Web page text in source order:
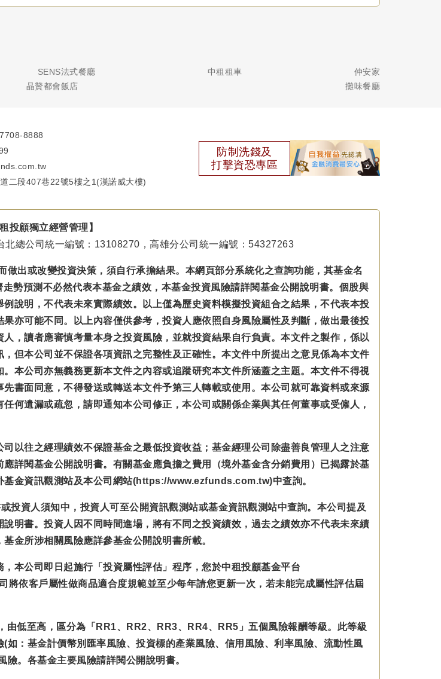
SENS法式餐廳 中租租車
仲安家
晶贊都會飯店 攤味餐廳
8888
二段407巷22號5樓之1(漢諾威大樓)
防制洗錢及
打擊資恐專區
租投顧獨立經營管理】
總公司統一編號：13108270，高雄分公司統一編號：54327263
出或改變投資決策，須自行承擔結果。本網頁部分系統化之查詢功能，其基金名
勢預測不必然代表本基金之績效，本基金投資風險請詳閱基金公開說明書。個股與
說明，不代表未來實際績效。以上僅為歷史資料模擬投資組合之結果，不代表本投
亦可能不同。以上內容僅供參考，投資人應依照自身風險屬性及判斷，做出最後投
，讀者應審慎考量本身之投資風險，並就投資結果自行負責。本文件之製作，係以
但本公司並不保證各項資訊之完整性及正確性。本文件中所提出之意見係為本文件
本公司亦無義務更新本文件之內容或追蹤研究本文件所涵蓋之主題。本文件不得視
書面同意，不得發送或轉送本文件予第三人轉載或使用。本公司就可靠資料或來源
何遺漏或疏忽，請即通知本公司修正，本公司或關係企業與其任何董事或受僱人，
以往之經理績效不保證基金之最低投資收益；基金經理公司除盡善良管理人之注意
詳閱基金公開說明書。有關基金應負擔之費用（境外基金含分銷費用）已揭露於基
金資訊觀測站及本公司網站(https://www.ezfunds.com.tw)中查詢。
資人須知中，投資人可至公開資訊觀測站或基金資訊觀測站中查詢。本公司提及
明書。投資人因不同時間進場，將有不同之投資績效，過去之績效亦不代表未來績
金所涉相關風險應詳參基金公開說明書所載。
本公司即日起施行「投資屬性評估」程序，您於中租投顧基金平台
依客戶屬性做商品適合度規範並至少每年請您更新一次，若未能完成屬性評估屆
低至高，區分為「RR1、RR2、RR3、RR4、RR5」五個風險報酬等級。此等級
：基金計價幣別匯率風險、投資標的產業風險、信用風險、利率風險、流動性風
。各基金主要風險請詳閱公開說明書。